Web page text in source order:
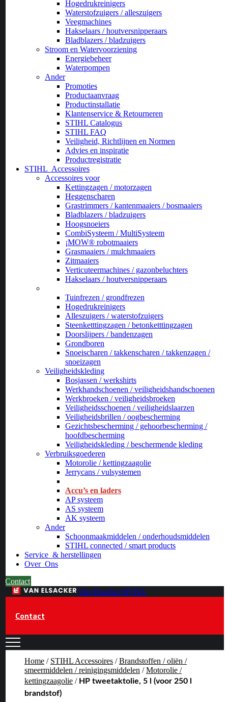
Hogedrukreinigers
Waterstofzuigers / alleszuigers
Veegmachines
Hakselaars / houtversnipperaars
Bladblazers / bladzuigers
Stroom en Watervoorziening
Energiebeheer
Waterpompen
Ander
Promoties
Productaanvraag
Productinstallatie
Klantenservice & Retourneren
STIHL Catalogus
STIHL FAQ
Veiligheid, Richtlijnen en Normen
Advies en inspiratie
Productregistratie
STIHL Accessoires
Accessoires voor
Kettingzagen / motorzagen
Heggenscharen
Grastrimmers / kantenmaaiers / bosmaaiers
Bladblazers / bladzuigers
Hoogsnoeiers
CombiSysteem / MultiSysteem
¡MOW® robotmaaiers
Grasmaaiers / mulchmaaiers
Zitmaaiers
Verticuteermachines / gazonbeluchters
Hakselaars / houtversnipperaars
Tuinfrezen / grondfrezen
Hogedrukreinigers
Alleszuigers / waterstofzuigers
Steenketttingzagen / betonketttingzagen
Doorslijpers / bandenzagen
Grondboren
Snoeischaren / takkenscharen / takkenzagen /
snoeizagen
Veiligheidskleding
Bosjassen / werkshirts
Werkhandschoenen / veiligheidshandschoenen
Werkbroeken / veiligheidsbroeken
Veiligheidsschoenen / veiligheidslaarzen
Veiligheidsbrillen / oogbescherming
Gezichtsbescherming / gehoorbescherming /
hoofdbescherming
Veiligheidskleding / beschermende kleding
Verbruiksgoederen
Motorolie / kettingzaagolie
Jerrycans / vulsystemen
Accu’s en laders
AP systeem
AS systeem
AK systeem
Ander
Schoonmaakmiddelen / onderhoudsmiddelen
STIHL connected / smart products
Service & herstellingen
Over Ons
Contact
Van Elsacker BVBA
Contact
Home / STIHL Accessoires /Brandstoffen / oliën /
smeermiddelen / reinigingsmiddelen /Motorolie /
kettingzaagolie / HP tweetaktolie, 5 l (voor 250 l
brandstof)